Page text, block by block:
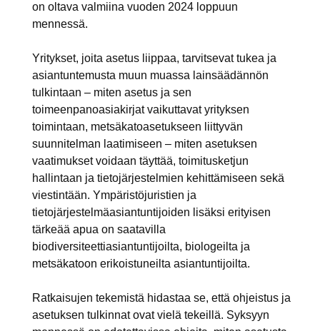
on oltava valmiina vuoden 2024 loppuun
mennessä.
Yritykset, joita asetus liippaa, tarvitsevat tukea ja
asiantuntemusta muun muassa lainsäädännön
tulkintaan – miten asetus ja sen
toimeenpanoasiakirjat vaikuttavat yrityksen
toimintaan, metsäkatoasetukseen liittyvän
suunnitelman laatimiseen – miten asetuksen
vaatimukset voidaan täyttää, toimitusketjun
hallintaan ja tietojärjestelmien kehittämiseen sekä
viestintään.Ympäristöjuristien ja
tietojärjestelmäasiantuntijoiden lisäksi erityisen
tärkeää apua on saatavilla
biodiversiteettiasiantuntijoilta, biologeilta ja
metsäkatoon erikoistuneilta asiantuntijoilta.
Ratkaisujen tekemistä hidastaa se, että ohjeistus ja
asetuksen tulkinnat ovat vielä tekeillä. Syksyyn